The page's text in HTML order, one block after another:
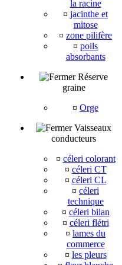
la racine
¤ jacinthe et
mitose
¤ zone pilifère
¤ poils
absorbants
Réserve
graine
¤ Orge
Vaisseaux
conducteurs
¤ céleri colorant
¤ céleri CT
¤ céleri CL
¤ céleri
technique
¤ céleri bilan
¤ céleri flétri
¤ lames du
commerce
¤ les pleurs